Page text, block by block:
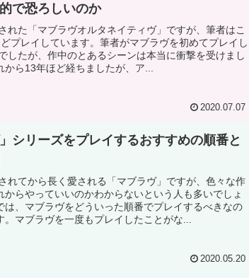
で恐ろしいのか
れた「マブラヴオルタネイティヴ」ですが、筆者はこ
プレイしています。筆者がマブラヴを初めてプレイし
したが、作中のとあるシーンは本当に衝撃を受けまし
から13年ほど経ちましたが、ア...
2020.07.07
」シリーズをプレイするおすすめの順番と
れてから長く愛される「マブラヴ」ですが、色々な作
からやっていいのかわからないという人も多いでしょ
は、マブラヴをどういった順番でプレイするべきなの
。マブラヴを一度もプレイしたことがな...
2020.05.20